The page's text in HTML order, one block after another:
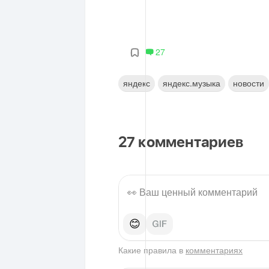
27
яндекс яндекс.музыка новости
27 комментариев
😊
Какие правила в комментариях